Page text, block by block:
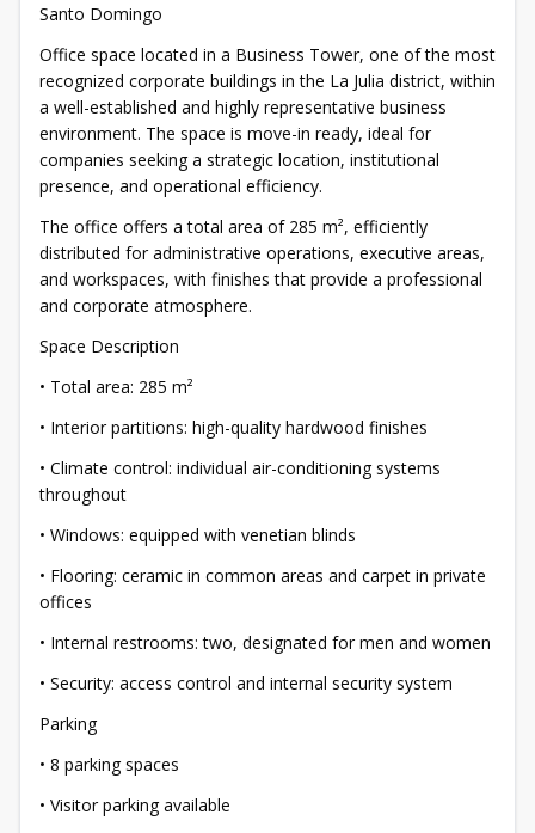
Santo Domingo
Office space located in a Business Tower, one of the most
recognized corporate buildings in the La Julia district, within
a well-established and highly representative business
environment. The space is move-in ready, ideal for
companies seeking a strategic location, institutional
presence, and operational efficiency.
The office offers a total area of 285 m², efficiently
distributed for administrative operations, executive areas,
and workspaces, with finishes that provide a professional
and corporate atmosphere.
Space Description
• Total area: 285 m²
• Interior partitions: high-quality hardwood finishes
• Climate control: individual air-conditioning systems
throughout
• Windows: equipped with venetian blinds
• Flooring: ceramic in common areas and carpet in private
offices
• Internal restrooms: two, designated for men and women
• Security: access control and internal security system
Parking
• 8 parking spaces
• Visitor parking available